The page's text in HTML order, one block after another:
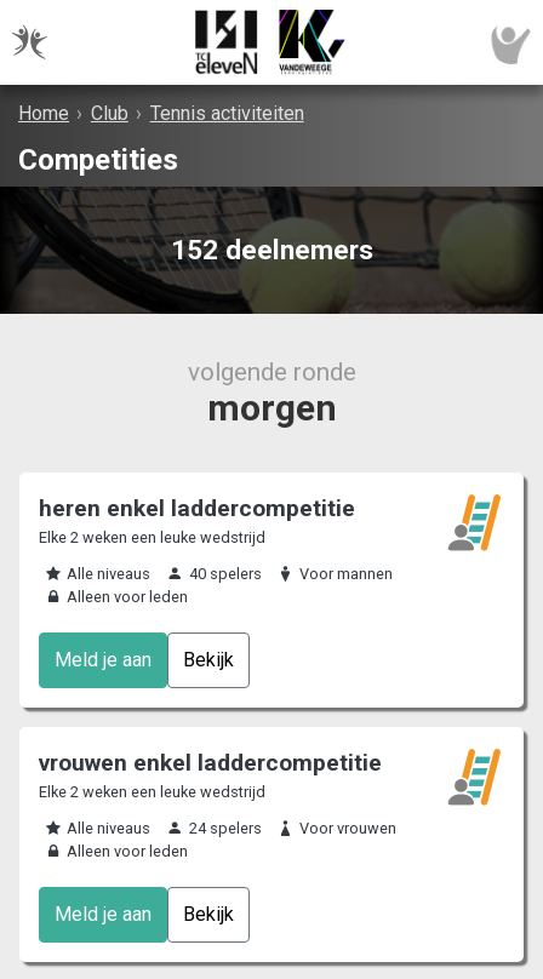
Home › Club › Tennis activiteiten
Competities
152 deelnemers
volgende ronde
morgen
heren enkel laddercompetitie
Elke 2 weken een leuke wedstrijd
Alle niveaus
40 spelers
Voor mannen
Alleen voor leden
Meld je aan Bekijk
vrouwen enkel laddercompetitie
Elke 2 weken een leuke wedstrijd
Alle niveaus
24 spelers
Voor vrouwen
Alleen voor leden
Meld je aan Bekijk